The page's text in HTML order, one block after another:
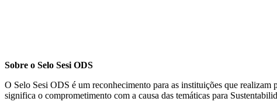
Sobre o Selo Sesi ODS
O Selo Sesi ODS é um reconhecimento para as instituições que
significa o comprometimento com a causa das temáticas para